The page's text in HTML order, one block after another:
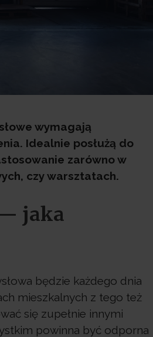
wymagają
Idealnie posłużą do
zarówno w
czy warsztatach.
— jaka
będzie każdego dnia
mieszkalnych z tego też
się zupełnie innymi
powinna być odporna